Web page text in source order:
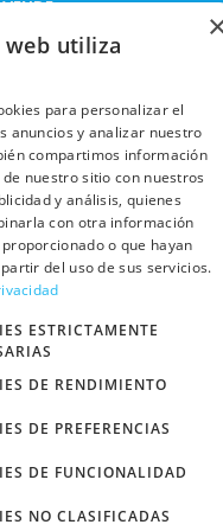
NACIONALES
INTERNACIONALES
RECOGIDA
EN TIENDA
DEVOLUCIONES
Y CAMBIOS
CANCELAR
POLÍTICAS
PRIVACIDAD
EN RRSS
POLÍTICA DE
PRIVACIDAD
CONDICIONES
DE COMPRA
web utiliza
para personalizar el
anuncios y analizar nuestro
compartimos información
nuestro sitio con nuestros
y análisis, quienes
con otra información
o que hayan
del uso de sus servicios.
ESTRICTAMENTE
DE RENDIMIENTO
DE PREFERENCIAS
DE FUNCIONALIDAD
NO CLASIFICADAS